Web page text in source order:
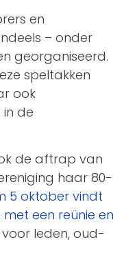
en
– onder
georganiseerd.
speltakken
ook
de
de aftrap van
haar 80-
5 oktober vindt
een reünie en
voor leden, oud-